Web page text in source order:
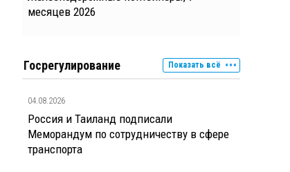
месяцев 2026
Госрегулирование Показать всё
04.08.2026
Россия и Таиланд подписали
Меморандум по сотрудничеству в сфере
транспорта